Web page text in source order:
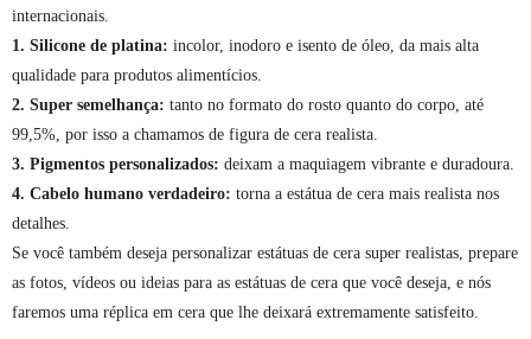
internacionais.
1. Silicone de platina: incolor, inodoro e isento de óleo, da mais alta
qualidade para produtos alimentícios.
2. Super semelhança: tanto no formato do rosto quanto do corpo, até
99,5%, por isso a chamamos de figura de cera realista.
3. Pigmentos personalizados: deixam a maquiagem vibrante e duradoura.
4. Cabelo humano verdadeiro: torna a estátua de cera mais realista nos
detalhes.
Se você também deseja personalizar estátuas de cera super realistas, prepare
as fotos, vídeos ou ideias para as estátuas de cera que você deseja, e nós
faremos uma réplica em cera que lhe deixará extremamente satisfeito.